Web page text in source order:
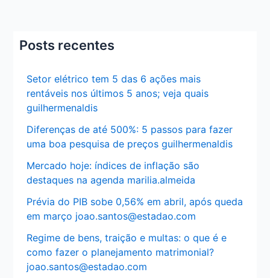
Posts recentes
Setor elétrico tem 5 das 6 ações mais
rentáveis nos últimos 5 anos; veja quais
guilhermenaldis
Diferenças de até 500%: 5 passos para fazer
uma boa pesquisa de preços guilhermenaldis
Mercado hoje: índices de inflação são
destaques na agenda marilia.almeida
Prévia do PIB sobe 0,56% em abril, após queda
em março joao.santos@estadao.com
Regime de bens, traição e multas: o que é e
como fazer o planejamento matrimonial?
joao.santos@estadao.com